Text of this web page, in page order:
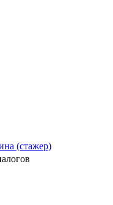
(стажер)